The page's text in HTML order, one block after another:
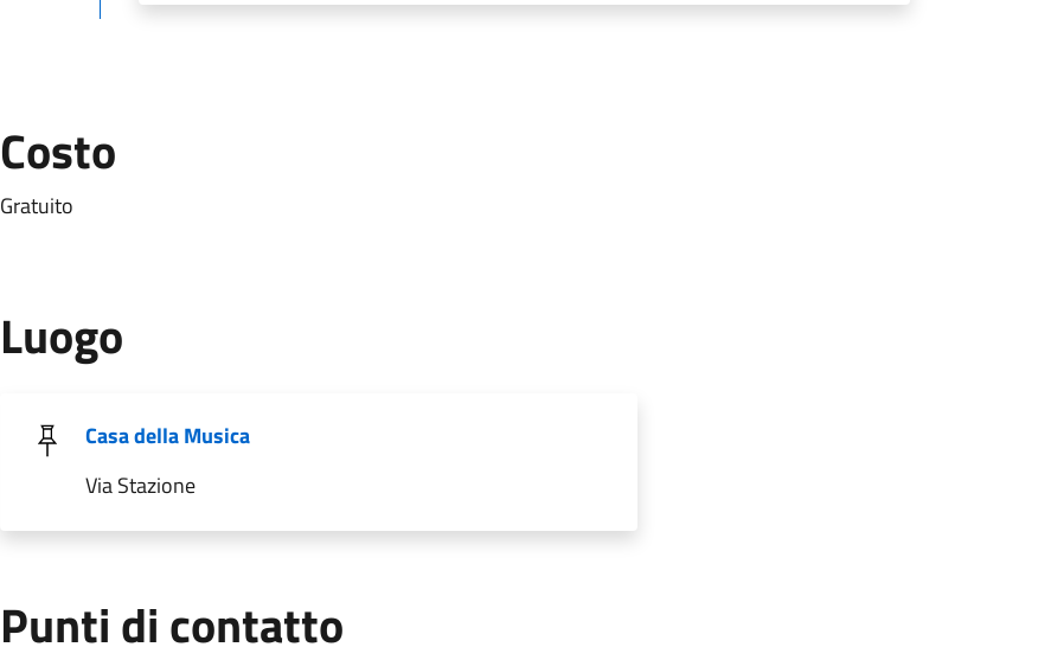
Costo
Gratuito
Luogo
Casa della Musica
Via Stazione
Punti di contatto